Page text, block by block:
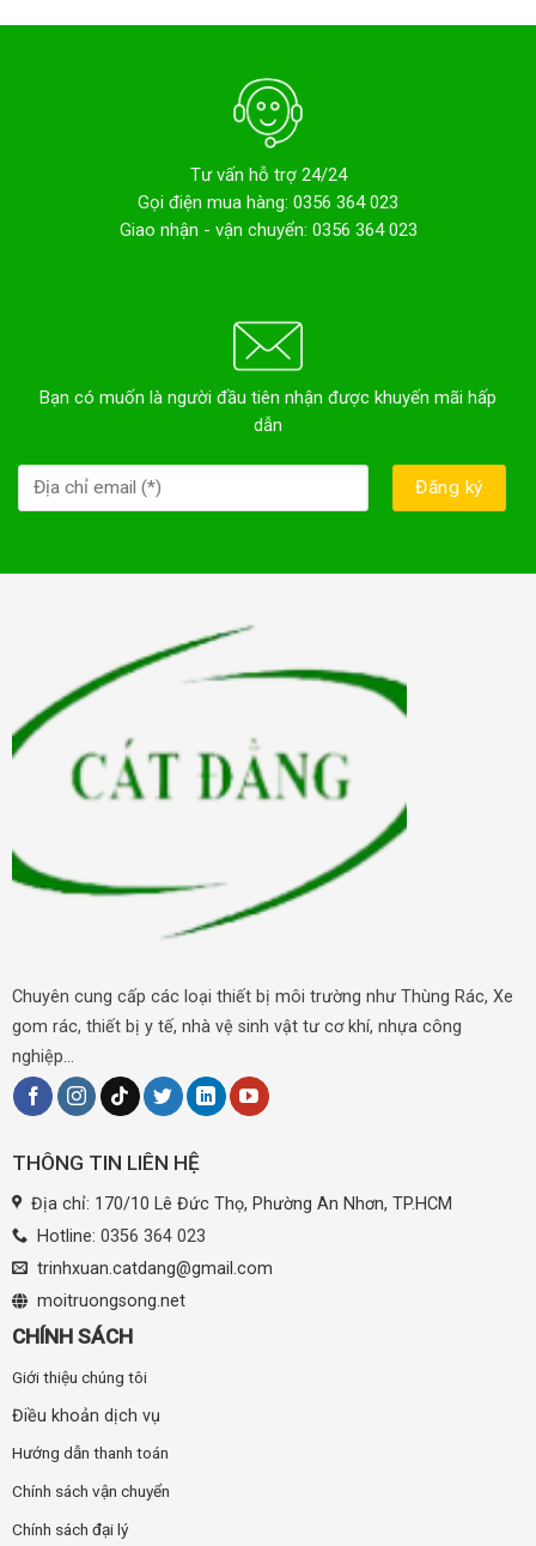
Tư vấn hỗ trợ 24/24
Gọi điện mua hàng: 0356 364 023
Giao nhận - vận chuyển: 0356 364 023
Bạn có muốn là người đầu tiên nhận được khuyến mãi hấp
dẫn
Chuyên cung cấp các loại thiết bị môi trường như Thùng Rác, Xe
gom rác, thiết bị y tế, nhà vệ sinh vật tư cơ khí, nhựa công
nghiệp...
THÔNG TIN LIÊN HỆ
Địa chỉ: 170/10 Lê Đức Thọ, Phường An Nhơn, TP.HCM
Hotline: 0356 364 023
trinhxuan.catdang@gmail.com
moitruongsong.net
CHÍNH SÁCH
Giới thiệu chúng tôi
Điều khoản dịch vụ
Hướng dẫn thanh toán
Chính sách vận chuyển
Chính sách đại lý